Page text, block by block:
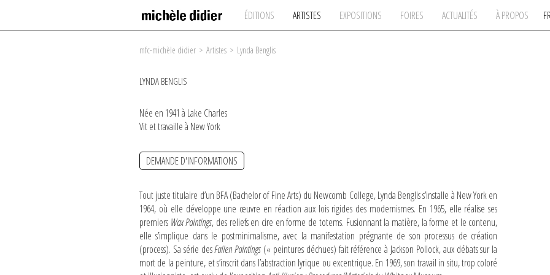
ÉDITIONS ARTISTES EXPOSITIONS FOIRES ACTUALITÉS À PROPOS
mfc-michèle didier > Artistes > Lynda Benglis
LYNDA BENGLIS
Née en 1941 à Lake Charles
Vit et travaille à New York
DEMANDE D'INFORMATIONS
Tout juste titulaire d’un BFA (Bachelor of Fine Arts) du Newcomb College, Lynda Benglis s’installe à New York en
1964, où elle développe une œuvre en réaction aux lois rigides des modernismes. En 1965, elle réalise ses
premiers Wax Paintings, des reliefs en cire en forme de totems. Fusionnant la matière, la forme et le contenu,
elle s’implique dans le postminimalisme, avec la manifestation prégnante de son processus de création
(process). Sa série desFallen Paintings (« peintures déchues) fait référence à Jackson Pollock, aux débats sur la
mort de la peinture, et s’inscrit dans l’abstraction lyrique ou excentrique. En 1969, son travail in situ, trop coloré